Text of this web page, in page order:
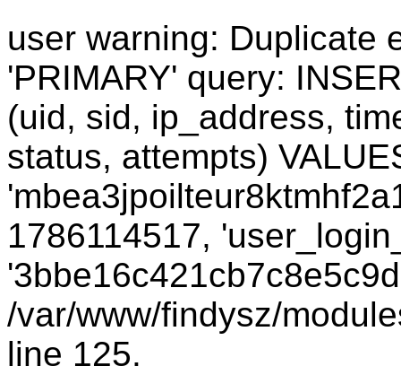
user warning: Duplicate
'PRIMARY' query:
(uid, sid, ip_address,
status, attempts)
1786114517,
/var/www/findysz/
line 125.